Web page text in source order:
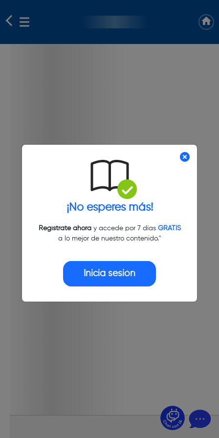
¡No esperes más!
Regístrate ahoray accede por 7 días GRATIS
a lo mejor de nuestro contenido."
Inicia sesión